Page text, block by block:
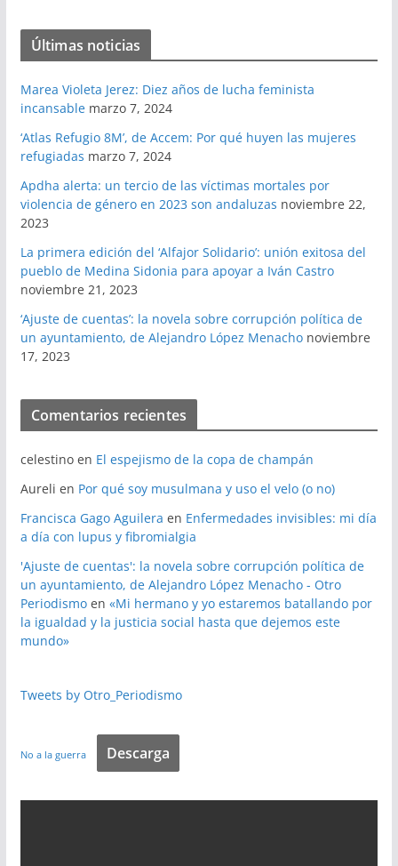
Últimas noticias
Marea Violeta Jerez: Diez años de lucha feminista
incansable marzo 7, 2024
‘Atlas Refugio 8M’, de Accem: Por qué huyen las mujeres
refugiadas marzo 7, 2024
Apdha alerta: un tercio de las víctimas mortales por
violencia de género en 2023 son andaluzas noviembre 22,
2023
La primera edición del ‘Alfajor Solidario’: unión exitosa del
pueblo de Medina Sidonia para apoyar a Iván Castro
noviembre 21, 2023
‘Ajuste de cuentas’: la novela sobre corrupción política de
un ayuntamiento, de Alejandro López Menacho noviembre
17, 2023
Comentarios recientes
celestinoen El espejismo de la copa de champán
Aureli en Por qué soy musulmana y uso el velo (o no)
Francisca Gago Aguilera en Enfermedades invisibles: mi día
a día con lupus y fibromialgia
'Ajuste de cuentas': la novela sobre corrupción política de
un ayuntamiento, de Alejandro López Menacho - Otro
Periodismoen «Mi hermano y yo estaremos batallando por
la igualdad y la justicia social hasta que dejemos este
mundo»
Tweets by Otro_Periodismo
No a la guerra Descarga